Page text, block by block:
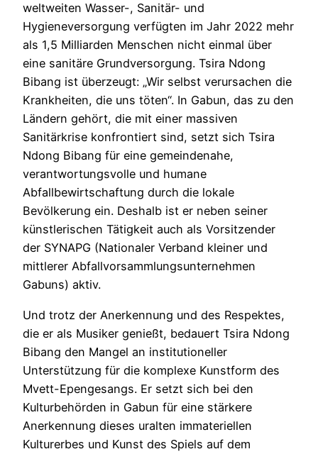
weltweiten Wasser-, Sanitär- und
Hygieneversorgung verfügten im Jahr 2022 mehr
als 1,5 Milliarden Menschen nicht einmal über
eine sanitäre Grundversorgung. Tsira Ndong
Bibang ist überzeugt: „Wir selbst verursachen die
Krankheiten, die uns töten“. In Gabun, das zu den
Ländern gehört, die mit einer massiven
Sanitärkrise konfrontiert sind, setzt sich Tsira
Ndong Bibang für eine gemeindenahe,
verantwortungsvolle und humane
Abfallbewirtschaftung durch die lokale
Bevölkerung ein. Deshalb ist er neben seiner
künstlerischen Tätigkeit auch als Vorsitzender
der SYNAPG (Nationaler Verband kleiner und
mittlerer Abfallvorsammlungsunternehmen
Gabuns) aktiv.
Und trotz der Anerkennung und des Respektes,
die er als Musiker genießt, bedauert Tsira Ndong
Bibang den Mangel an institutioneller
Unterstützung für die komplexe Kunstform des
Mvett-Epengesangs. Er setzt sich bei den
Kulturbehörden in Gabun für eine stärkere
Anerkennung dieses uralten immateriellen
Kulturerbes und Kunst des Spiels auf dem